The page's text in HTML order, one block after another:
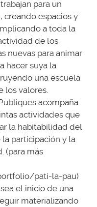
para un
creando espacios y
a toda la
de los
nuevas para animar
hacer suya la
una escuela
los valores.
acompaña
actividades que
la habitabilidad del
participación y la
(para más
pati-la-pau)
el inicio de una
materializando